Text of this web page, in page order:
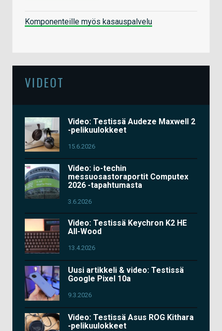
Komponenteille myös kasauspalvelu
VIDEOT
Video: Testissä Audeze Maxwell 2
-pelikuulokkeet
15.6.2026
Video: io-techin
messuosastoraportit Computex
2026 -tapahtumasta
3.6.2026
Video: Testissä Keychron K2 HE
All-Wood
13.4.2026
Uusi artikkeli & video: Testissä
Google Pixel 10a
9.3.2026
Video: Testissä Asus ROG Kithara
-pelikuulokkeet